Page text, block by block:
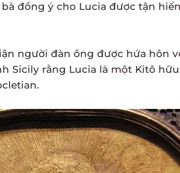
đồng ý cho Lucia được tận
người đàn ông được hứa hôn
Sicily rằng Lucia là một Kitô